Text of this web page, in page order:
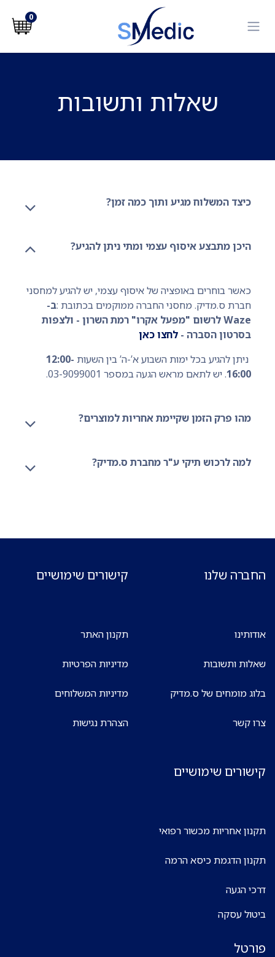
0
שאלות ותשובות
כיצד המשלוח מגיע ותוך כמה זמן?
היכן מתבצע איסוף עצמי ומתי ניתן להגיע?
כאשר בוחרים באופציה של איסוף עצמי, יש להגיע למחסני
חברת ס.מדיק. מחסני החברה ממוקמים בכתובת :ב-
Waze לרשום "מפעל אקרו" רמת השרון - ולצפות
בסרטון הסברה - לחצו כאן
ניתן להגיע בכל ימות השבוע א’-ה’ בין השעות 12:00-
16:00. יש לתאם מראש הגעה במספר 03-9099001.
מהו פרק הזמן שקיימת אחריות למוצרים?
למה לרכוש תיקי ע"ר מחברת ס.מדיק?
החברה שלנו
אודותינו
שאלות ותשובות
בלוג מומחים של ס.מדיק
צרו קשר
קישורים שימושיים
תקנון האתר
מדיניות הפרטיות
מדיניות המשלוחים
הצהרת נגישות
קישורים שימושיים
תקנון אחריות מכשור רפואי
תקנון הדגמת כיסא הרמה
דרכי הגעה
ביטול עסקה
פורטל